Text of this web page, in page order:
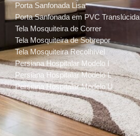
Porta Sanfonada Lisa
Porta Sanfonada em PVC Translúcida
Tela Mosquiteira de Correr
Tela Mosquiteira de Sobrepor
Tela Mosquiteira Recolhível
Persiana Hospitalar Modelo I
Persiana Hospitalar Modelo L
Persiana Hospitalar Modelo U